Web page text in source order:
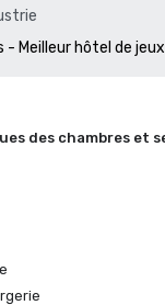
- Meilleur hôtel de
des chambres et